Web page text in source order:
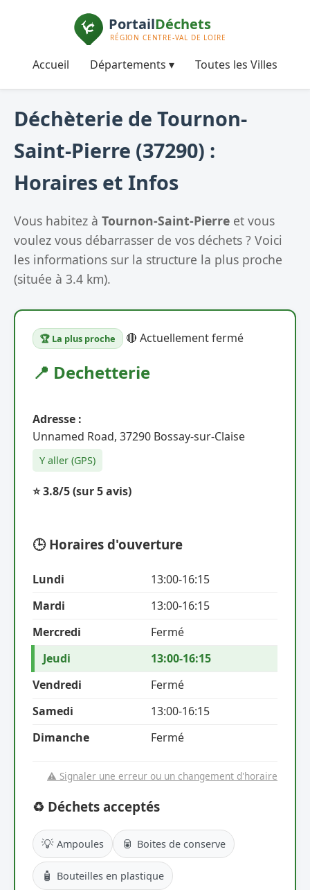
Accueil Départements ▾ Toutes les Villes
Déchèterie de Tournon-
Saint-Pierre (37290) :
Horaires et Infos
Vous habitez à Tournon-Saint-Pierre et vous
voulez vous débarrasser de vos déchets ? Voici
les informations sur la structure la plus proche
(située à 3.4 km).
🏆 La plus proche 🔴 Actuellement fermé
📍 Dechetterie
Adresse :
Unnamed Road, 37290 Bossay-sur-Claise
Y aller (GPS)
⭐ 3.8/5(sur 5 avis)
🕒 Horaires d'ouverture
Lundi
13:00-16:15
Mardi
13:00-16:15
Mercredi
Fermé
Jeudi
13:00-16:15
Vendredi
Fermé
Samedi
13:00-16:15
Dimanche
Fermé
⚠️ Signaler une erreur ou un changement d'horaire
♻️ Déchets acceptés
💡 Ampoules 🥫 Boites de conserve
🧴 Bouteilles en plastique